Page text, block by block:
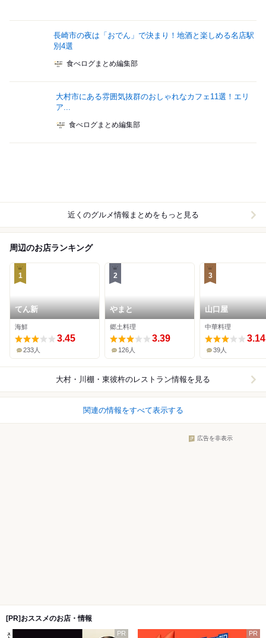
長崎市の夜は「おでん」で決まり！地酒と楽しめる名店駅
別4選
食べログまとめ編集部
大村市にある雰囲気抜群のおしゃれなカフェ11選！エリ
ア...
食べログまとめ編集部
近くのグルメ情報まとめをもっと見る
周辺のお店ランキング
1
てん新
海鮮
3.45
233人
2
やまと
郷土料理
3.39
126人
3
山口屋
中華料理
3.14
39人
大村・川棚・東彼杵のレストラン情報を見る
関連の情報をすべて表示する
広告を非表示
[PR]おススメのお店・情報
PR PR